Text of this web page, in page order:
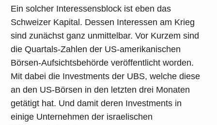
Ein solcher Interessensblock ist eben das
Schweizer Kapital. Dessen Interessen am Krieg
sind zunächst ganz unmittelbar. Vor Kurzem sind
die Quartals-Zahlen der US-amerikanischen
Börsen-Aufsichtsbehörde veröffentlicht worden.
Mit dabei die Investments der UBS, welche diese
an den US-Börsen in den letzten drei Monaten
getätigt hat. Und damit deren Investments in
einige Unternehmen der israelischen